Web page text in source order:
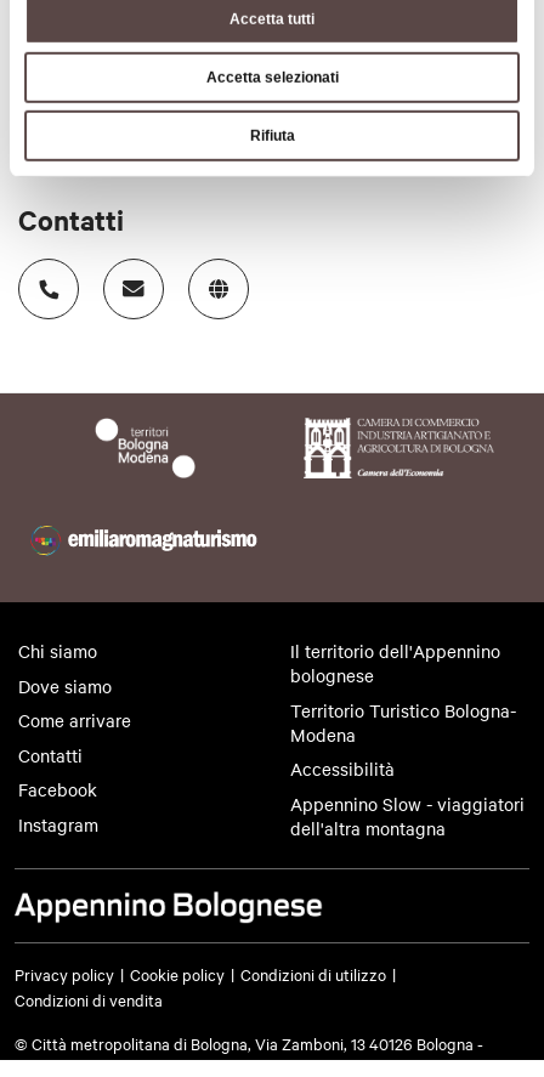
Accetta tutti
Accetta selezionati
Rifiuta
Contatti
Chi siamo
Dove siamo
Come arrivare
Contatti
Facebook
Instagram
Il territorio dell'Appennino
bolognese
Territorio Turistico Bologna-
Modena
Accessibilità
Appennino Slow - viaggiatori
dell'altra montagna
Privacy policy Cookie policy
Condizioni di utilizzo
Condizioni di vendita
© Città metropolitana di Bologna, Via Zamboni, 13 40126 Bologna -